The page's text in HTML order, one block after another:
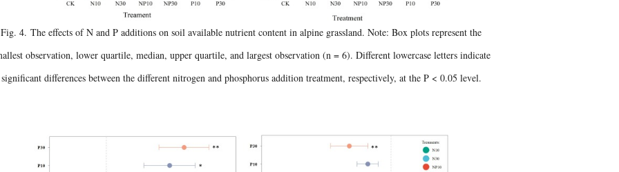
Fig. 4. The effects of N and P additions on soil available nutrient content in alpine grassland. Note: Box plots represent the
observation, lower quartile, median, upper quartile, and largest observation (n = 6). Different lowercase letters indicate
significant differences between the different nitrogen and phosphorus addition treatment, respectively, at the P < 0.05 level.